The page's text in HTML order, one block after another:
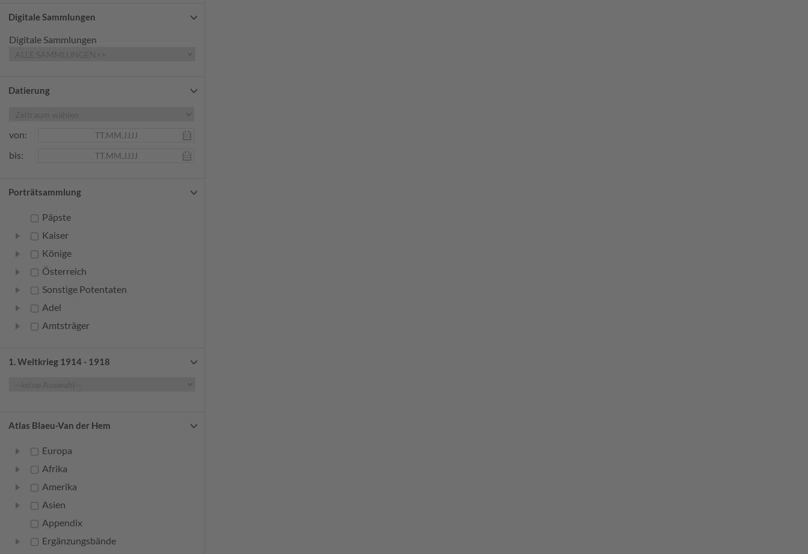
Digitale Sammlungen
Digitale Sammlungen
Datierung
von:
bis:
Porträtsammlung
Päpste
Kaiser
Könige
Österreich
Sonstige Potentaten
Adel
Amtsträger
Frauen
Geistliche
Randgruppen
Weitere
1. Weltkrieg 1914 - 1918
Atlas Blaeu-Van der Hem
Europa
Afrika
Amerika
Asien
Appendix
Ergänzungsbände